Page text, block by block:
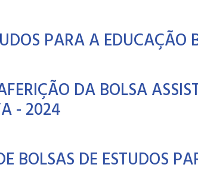
PARA A
DA BOLSA
- 2024
BOLSAS DE ESTUDOS